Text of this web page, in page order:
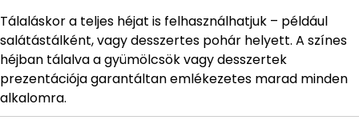
Tálaláskor a teljes héjat is felhasználhatjuk – például
salátástálként, vagy desszertes pohár helyett. A színes
héjban tálalva a gyümölcsök vagy desszertek
prezentációja garantáltan emlékezetes marad minden
alkalomra.